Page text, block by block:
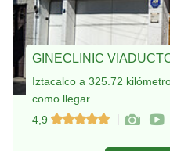
GINECLINIC
Iztacalco a 325.72
como llegar
4,9